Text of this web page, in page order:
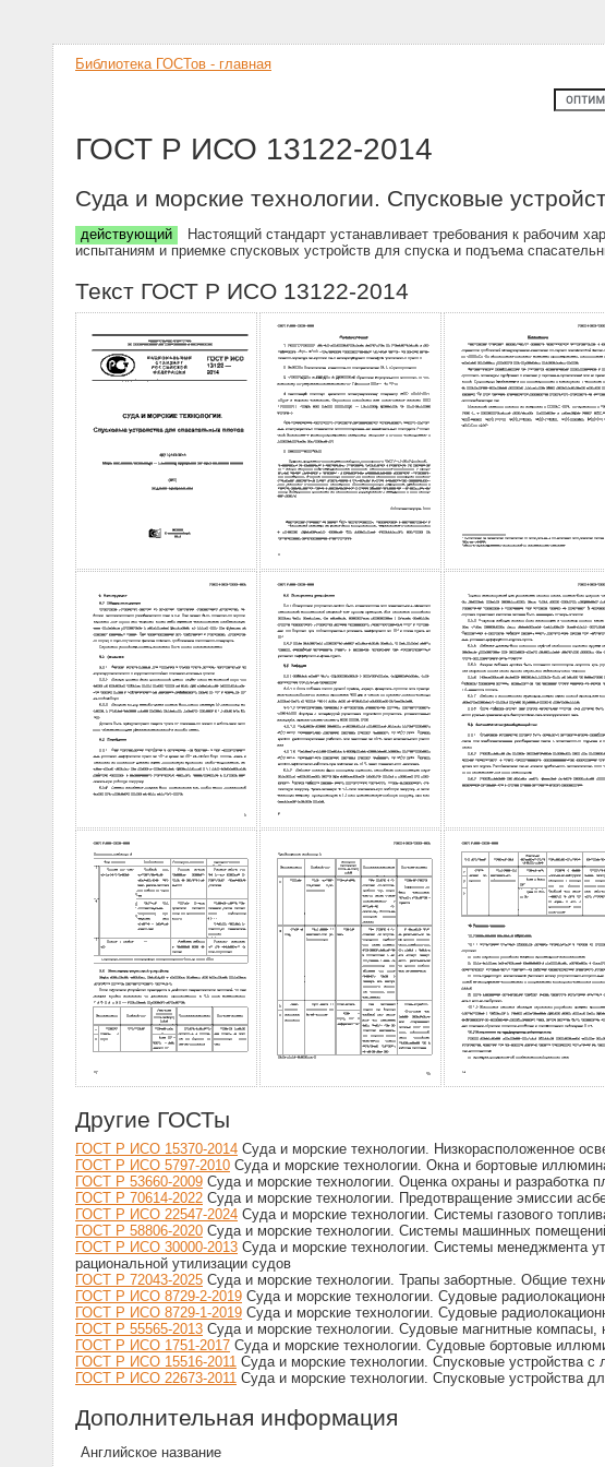
Библиотека ГОСТов - главная
ГОСТ Р ИСО 13122-2014
Суда и морские технологии. Спусковые
действующий
Настоящий стандарт устанавливает требования к рабочим
испытаниям и приемке спусковых устройств для спуска и подъема
Текст ГОСТ Р ИСО 13122-2014
Другие ГОСТы
ГОСТ Р ИСО 15370-2014 Суда и морские технологии. Низкорасположенное
ГОСТ Р ИСО 5797-2010 Суда и морские технологии. Окна и бортовые
ГОСТ Р 53660-2009 Суда и морские технологии. Оценка охраны и разработка
ГОСТ Р 70614-2022 Суда и морские технологии. Предотвращение эмиссии
ГОСТ Р ИСО 22547-2024 Суда и морские технологии. Системы газового
ГОСТ Р 58806-2020 Суда и морские технологии. Системы машинных
ГОСТ Р ИСО 30000-2013 Суда и морские технологии. Системы менеджмента
рациональной утилизации судов
ГОСТ Р 72043-2025 Суда и морские технологии. Трапы забортные. Общие
ГОСТ Р ИСО 8729-2-2019 Суда и морские технологии. Судовые
ГОСТ Р ИСО 8729-1-2019 Суда и морские технологии. Судовые
ГОСТ Р 55565-2013 Суда и морские технологии. Судовые магнитные компасы,
ГОСТ Р ИСО 1751-2017 Суда и морские технологии. Судовые бортовые
ГОСТ Р ИСО 15516-2011 Суда и морские технологии. Спусковые устройства
ГОСТ Р ИСО 22673-2011 Суда и морские технологии. Спусковые устройства
Дополнительная информация
Английское название